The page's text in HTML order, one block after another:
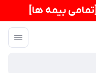
[تمامی بیمه ها]